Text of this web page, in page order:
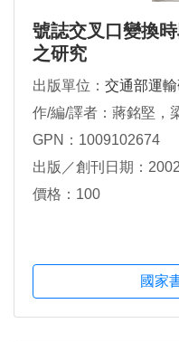
號誌交叉口變換
之研究
出版單位： 交通部運
作/編/譯者：蔣銘堅，
GPN：1009102674
出版／創刊日期：
價格：100
國家